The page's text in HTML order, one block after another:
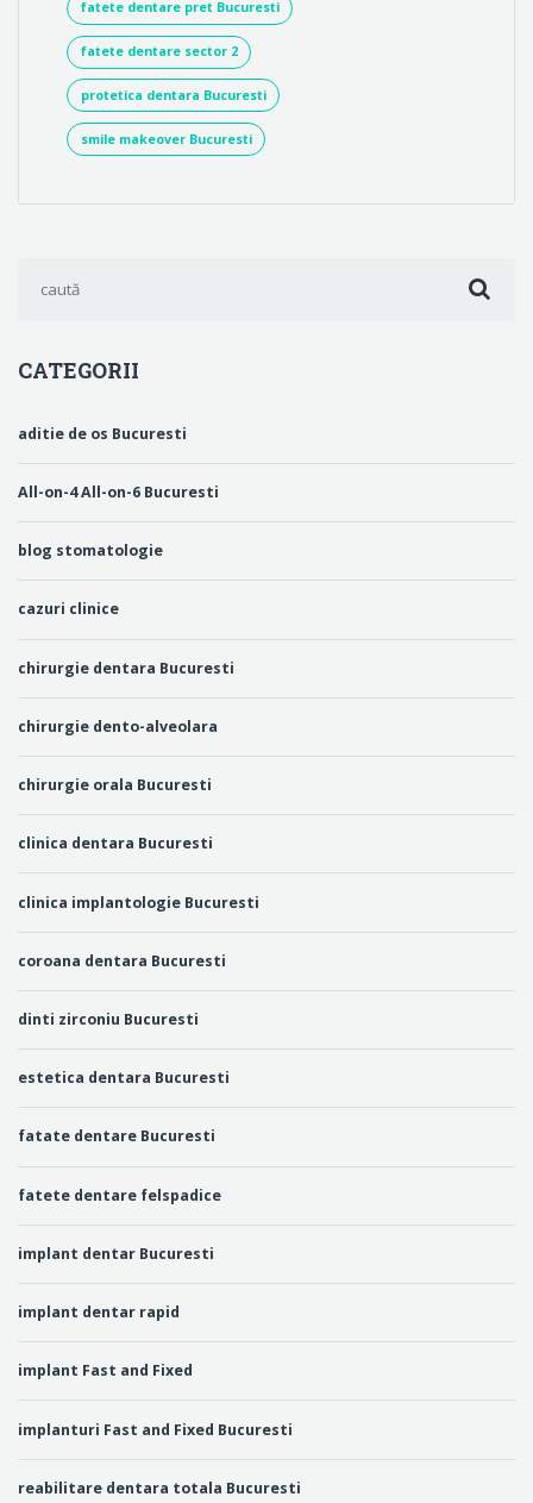
fatete dentare pret Bucuresti
fatete dentare sector 2
protetica dentara Bucuresti
smile makeover Bucuresti
CATEGORII
aditie de os Bucuresti
All-on-4 All-on-6 Bucuresti
blog stomatologie
cazuri clinice
chirurgie dentara Bucuresti
chirurgie dento-alveolara
chirurgie orala Bucuresti
clinica dentara Bucuresti
clinica implantologie Bucuresti
coroana dentara Bucuresti
dinti zirconiu Bucuresti
estetica dentara Bucuresti
fatate dentare Bucuresti
fatete dentare felspadice
implant dentar Bucuresti
implant dentar rapid
implant Fast and Fixed
implanturi Fast and Fixed Bucuresti
reabilitare dentara totala Bucuresti